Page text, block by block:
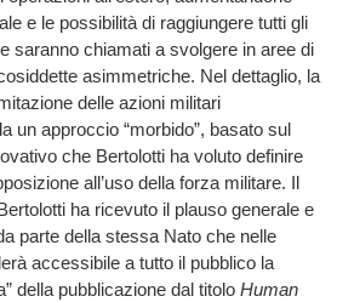
e le possibilità di raggiungere tutti gli
saranno chiamati a svolgere in aree di
asimmetriche. Nel dettaglio, la
delle azioni militari
un approccio “morbido”, basato sul
che Bertolotti ha voluto definire
all’uso della forza militare. Il
ha ricevuto il plauso generale e
parte della stessa Nato che nelle
accessibile a tutto il pubblico la
della pubblicazione dal titolo Human